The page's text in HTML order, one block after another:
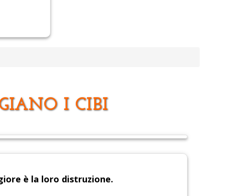
I CIBI
è la loro distruzione.